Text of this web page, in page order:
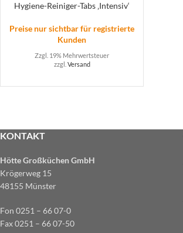
Hygiene-Reiniger-Tabs ‚Intensiv‘
Preise nur sichtbar für registrierte
Kunden
Zzgl. 19% Mehrwertsteuer
zzgl. Versand
KONTAKT
Hötte Großküchen GmbH
Krögerweg 15
48155 Münster
Fon 0251 – 66 07-0
Fax 0251 – 66 07-50